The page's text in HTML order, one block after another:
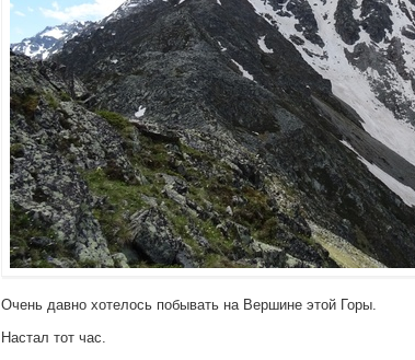
Очень давно хотелось побывать на Вершине этой Горы.
Настал тот час.